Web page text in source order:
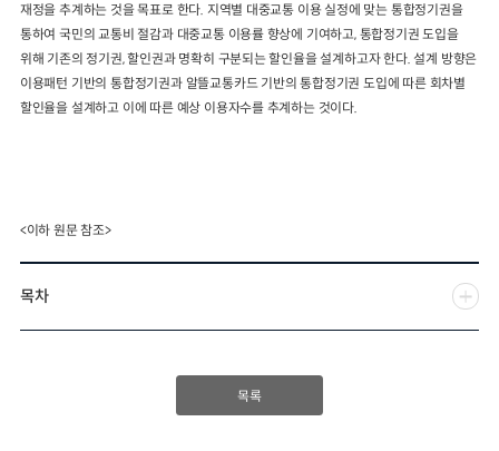
재정을 추계하는 것을 목표로 한다. 지역별 대중교통 이용 실정에 맞는 통합정기권을
통하여 국민의 교통비 절감과 대중교통 이용률 향상에 기여하고, 통합정기권 도입을
위해 기존의 정기권,할인권과 명확히 구분되는 할인율을 설계하고자 한다. 설계 방향은
이용패턴 기반의 통합정기권과 알뜰교통카드 기반의 통합정기권 도입에 따른 회차별
할인율을 설계하고 이에 따른 예상 이용자수를 추계하는 것이다.
<이하 원문 참조>
목차
목록
수단분담모형
여객OD현행화
권역별통행지표
사회경제지표
교통수요예측
2025.09.30